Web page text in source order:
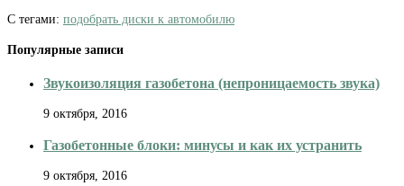
С тегами: подобрать диски к автомобилю
Популярные записи
Звукоизоляция газобетона (непроницаемость звука)
9 октября, 2016
Газобетонные блоки: минусы и как их устранить
9 октября, 2016